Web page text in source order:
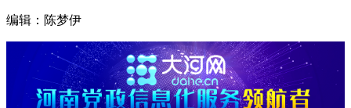
编辑：陈梦伊